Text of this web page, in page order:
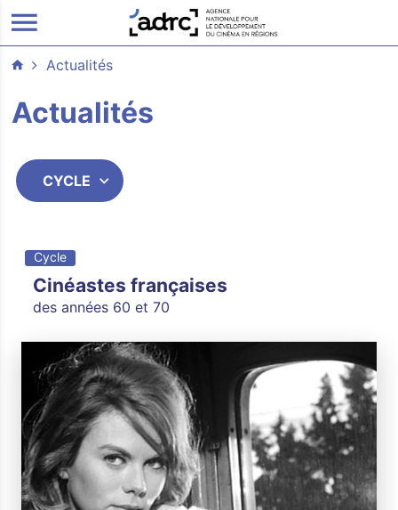
ALLER AU CONTENU PRINCIPAL
Actualités
Actualités
CYCLE
Cycle
Cinéastes françaises
des années 60 et 70